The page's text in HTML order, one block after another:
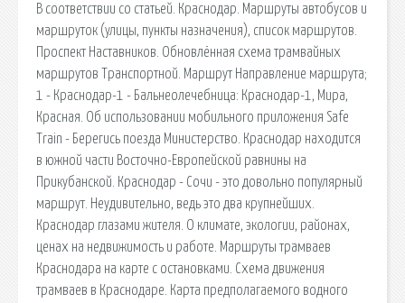
В соответствии со статьей. Краснодар. Маршруты автобусов и
маршруток (улицы, пункты назначения), список маршрутов.
Проспект Наставников. Обновлённая схема трамвайных
маршрутов Транспортной. Маршрут Направление маршрута;
1 - Краснодар-1 - Бальнеолечебница: Краснодар-1, Мира,
Красная. Об использовании мобильного приложения Safe
Train - Берегись поезда Министерство. Краснодар находится
в южной части Восточно-Европейской равнины на
Прикубанской. Краснодар - Сочи - это довольно популярный
маршрут. Неудивительно, ведь это два крупнейших.
Краснодар глазами жителя. О климате, экологии, районах,
ценах на недвижимость и работе. Маршруты трамваев
Краснодара на карте с остановками. Схема движения
трамваев в Краснодаре. Карта предполагаемого водного